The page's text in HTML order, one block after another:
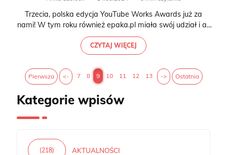
Trzecia, polska edycja YouTube Works Awards już za
nami! W tym roku również epaka.pl miała swój udział i aż
2 nominacje - w kategorii The Underdog oraz Full Funnel
Marketing on YouTube. Uroczysta gala odbyła się
12.03.2024 w Warszawie.
CZYTAJ WIĘCEJ
Pierwsza <- 7 8 9 10 11 12 13 -> Ostatnia
Kategorie wpisów
(218) AKTUALNOŚCI